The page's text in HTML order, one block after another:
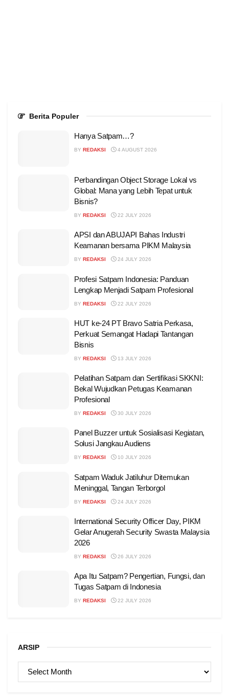
Berita Populer
Hanya Satpam…?
BY REDAKSI 4 AUGUST 2026
Perbandingan Object Storage Lokal vs
Global: Mana yang Lebih Tepat untuk
Bisnis?
BY REDAKSI 22 JULY 2026
APSI dan ABUJAPI Bahas Industri
Keamanan bersama PIKM Malaysia
BY REDAKSI 24 JULY 2026
Profesi Satpam Indonesia: Panduan
Lengkap Menjadi Satpam Profesional
BY REDAKSI 22 JULY 2026
HUT ke-24 PT Bravo Satria Perkasa,
Perkuat Semangat Hadapi Tantangan
Bisnis
BY REDAKSI 13 JULY 2026
Pelatihan Satpam dan Sertifikasi SKKNI:
Bekal Wujudkan Petugas Keamanan
Profesional
BY REDAKSI 30 JULY 2026
Panel Buzzer untuk Sosialisasi Kegiatan,
Solusi Jangkau Audiens
BY REDAKSI 10 JULY 2026
Satpam Waduk Jatiluhur Ditemukan
Meninggal, Tangan Terborgol
BY REDAKSI 24 JULY 2026
International Security Officer Day, PIKM
Gelar Anugerah Security Swasta Malaysia
2026
BY REDAKSI 26 JULY 2026
Apa Itu Satpam? Pengertian, Fungsi, dan
Tugas Satpam di Indonesia
BY REDAKSI 22 JULY 2026
ARSIP
ARSIP